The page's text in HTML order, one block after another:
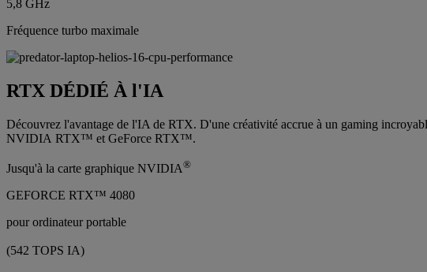
5,8 GHz
Fréquence turbo maximale
RTX DÉDIÉ À l'IA
Découvrez l'avantage de l'IA de RTX. D'une créativité accrue à un gaming
NVIDIA RTX™ et GeForce RTX™.
Jusqu'à la carte graphique NVIDIA®
GEFORCE RTX™ 4080
pour ordinateur portable
(542 TOPS IA)